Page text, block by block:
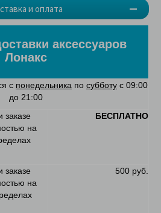
и оплата
аксессуаров
Лонакс
с понедельника по субботу с 09:00
до 21:00
заказе
на
БЕСПЛАТНО
заказе
на
500 руб.